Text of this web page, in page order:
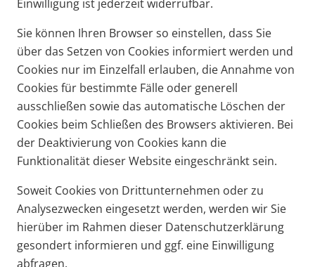
Einwilligung ist jederzeit widerrufbar.
Sie können Ihren Browser so einstellen, dass Sie
über das Setzen von Cookies informiert werden und
Cookies nur im Einzelfall erlauben, die Annahme von
Cookies für bestimmte Fälle oder generell
ausschließen sowie das automatische Löschen der
Cookies beim Schließen des Browsers aktivieren. Bei
der Deaktivierung von Cookies kann die
Funktionalität dieser Website eingeschränkt sein.
Soweit Cookies von Drittunternehmen oder zu
Analysezwecken eingesetzt werden, werden wir Sie
hierüber im Rahmen dieser Datenschutzerklärung
gesondert informieren und ggf. eine Einwilligung
abfragen.